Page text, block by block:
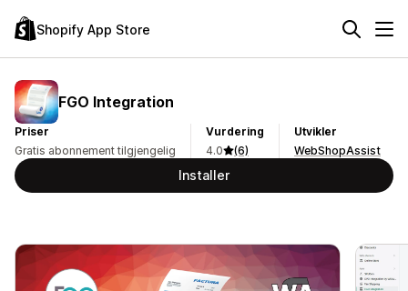
Shopify App Store
FGO Integration
Priser
Gratis abonnement tilgjengelig
Vurdering
4.0
(6)
Utvikler
WebShopAssist
Installer